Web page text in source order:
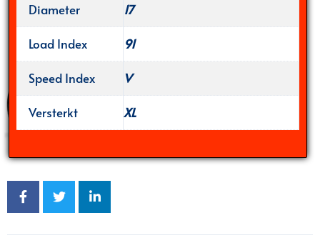
Diameter
17
Load Index
91
Speed Index
V
Versterkt
XL